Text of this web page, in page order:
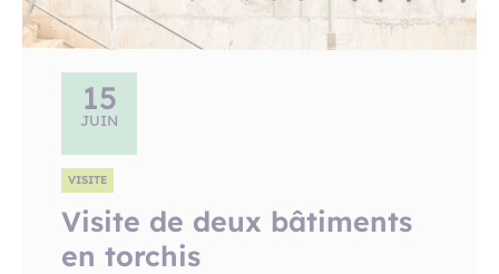
15
JUIN
VISITE
Visite de deux bâtiments
en torchis